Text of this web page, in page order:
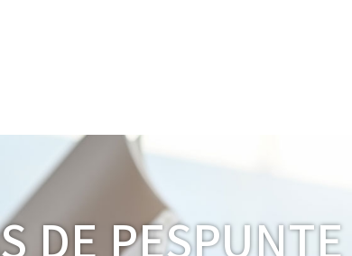
DE PESPUNTE